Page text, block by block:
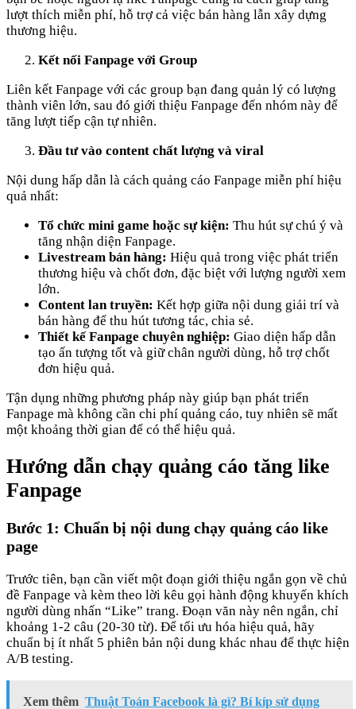
lượt thích miễn phí, hỗ trợ cả việc bán hàng lẫn xây dựng
thương hiệu.
Kết nối Fanpage với Group
Liên kết Fanpage với các group bạn đang quản lý có lượng
thành viên lớn, sau đó giới thiệu Fanpage đến nhóm này để
tăng lượt tiếp cận tự nhiên.
Đầu tư vào content chất lượng và viral
Nội dung hấp dẫn là cách quảng cáo Fanpage miễn phí hiệu
quả nhất:
Tổ chức mini game hoặc sự kiện: Thu hút sự chú ý và
tăng nhận diện Fanpage.
Livestream bán hàng: Hiệu quả trong việc phát triển
thương hiệu và chốt đơn, đặc biệt với lượng người xem
lớn.
Content lan truyền: Kết hợp giữa nội dung giải trí và
bán hàng để thu hút tương tác, chia sẻ.
Thiết kế Fanpage chuyên nghiệp: Giao diện hấp dẫn
tạo ấn tượng tốt và giữ chân người dùng, hỗ trợ chốt
đơn hiệu quả.
Tận dụng những phương pháp này giúp bạn phát triển
Fanpage mà không cần chi phí quảng cáo, tuy nhiên sẽ mất
một khoảng thời gian để có thể hiệu quả.
Hướng dẫn chạy quảng cáo tăng like
Fanpage
Bước 1: Chuẩn bị nội dung chạy quảng cáo like
page
Trước tiên, bạn cần viết một đoạn giới thiệu ngắn gọn về chủ
đề Fanpage và kèm theo lời kêu gọi hành động khuyến khích
người dùng nhấn “Like” trang. Đoạn văn này nên ngắn, chỉ
khoảng 1-2 câu (20-30 từ). Để tối ưu hóa hiệu quả, hãy
chuẩn bị ít nhất 5 phiên bản nội dung khác nhau để thực hiện
A/B testing.
Xem thêm Thuật Toán Facebook là gì? Bí kíp sử dụng